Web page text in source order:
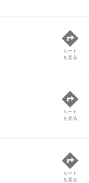
ルート
を見る
ルート
を見る
ルート
を見る